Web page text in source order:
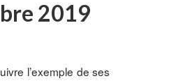
2019
l’exemple de ses